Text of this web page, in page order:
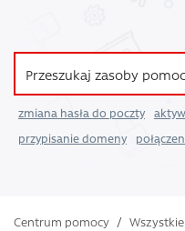
zmiana hasła do poczty
przypisanie domeny
Centrum pomocy /